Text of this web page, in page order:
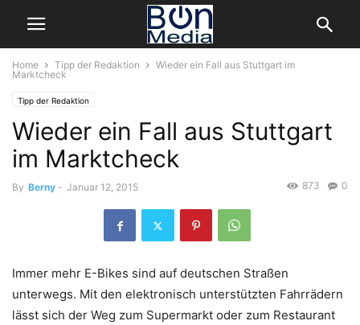
Home Tipp der Redaktion
Wieder ein Fall aus Stuttgart im
Marktcheck
Tipp der Redaktion
Wieder ein Fall aus Stuttgart
im Marktcheck
By Berny - Januar 12, 2015 0
873
Immer mehr E-Bikes sind auf deutschen Straßen
unterwegs. Mit den elektronisch unterstützten Fahrrädern
lässt sich der Weg zum Supermarkt oder zum Restaurant